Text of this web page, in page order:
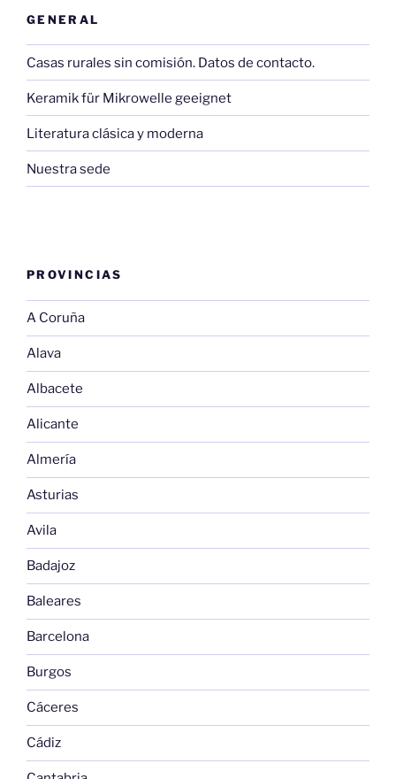
GENERAL
Casas rurales sin comisión. Datos de contacto.
Keramik für Mikrowelle geeignet
Literatura clásica y moderna
Nuestra sede
PROVINCIAS
A Coruña
Alava
Albacete
Alicante
Almería
Asturias
Avila
Badajoz
Baleares
Barcelona
Burgos
Cáceres
Cádiz